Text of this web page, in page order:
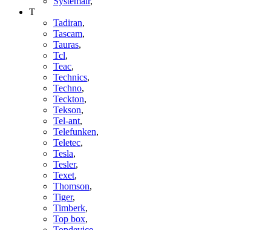
T
Tadiran,
Tascam,
Tauras,
Tcl,
Teac,
Technics,
Techno,
Teckton,
Tekson,
Tel-ant,
Telefunken,
Teletec,
Tesla,
Tesler,
Texet,
Thomson,
Tiger,
Timberk,
Top box,